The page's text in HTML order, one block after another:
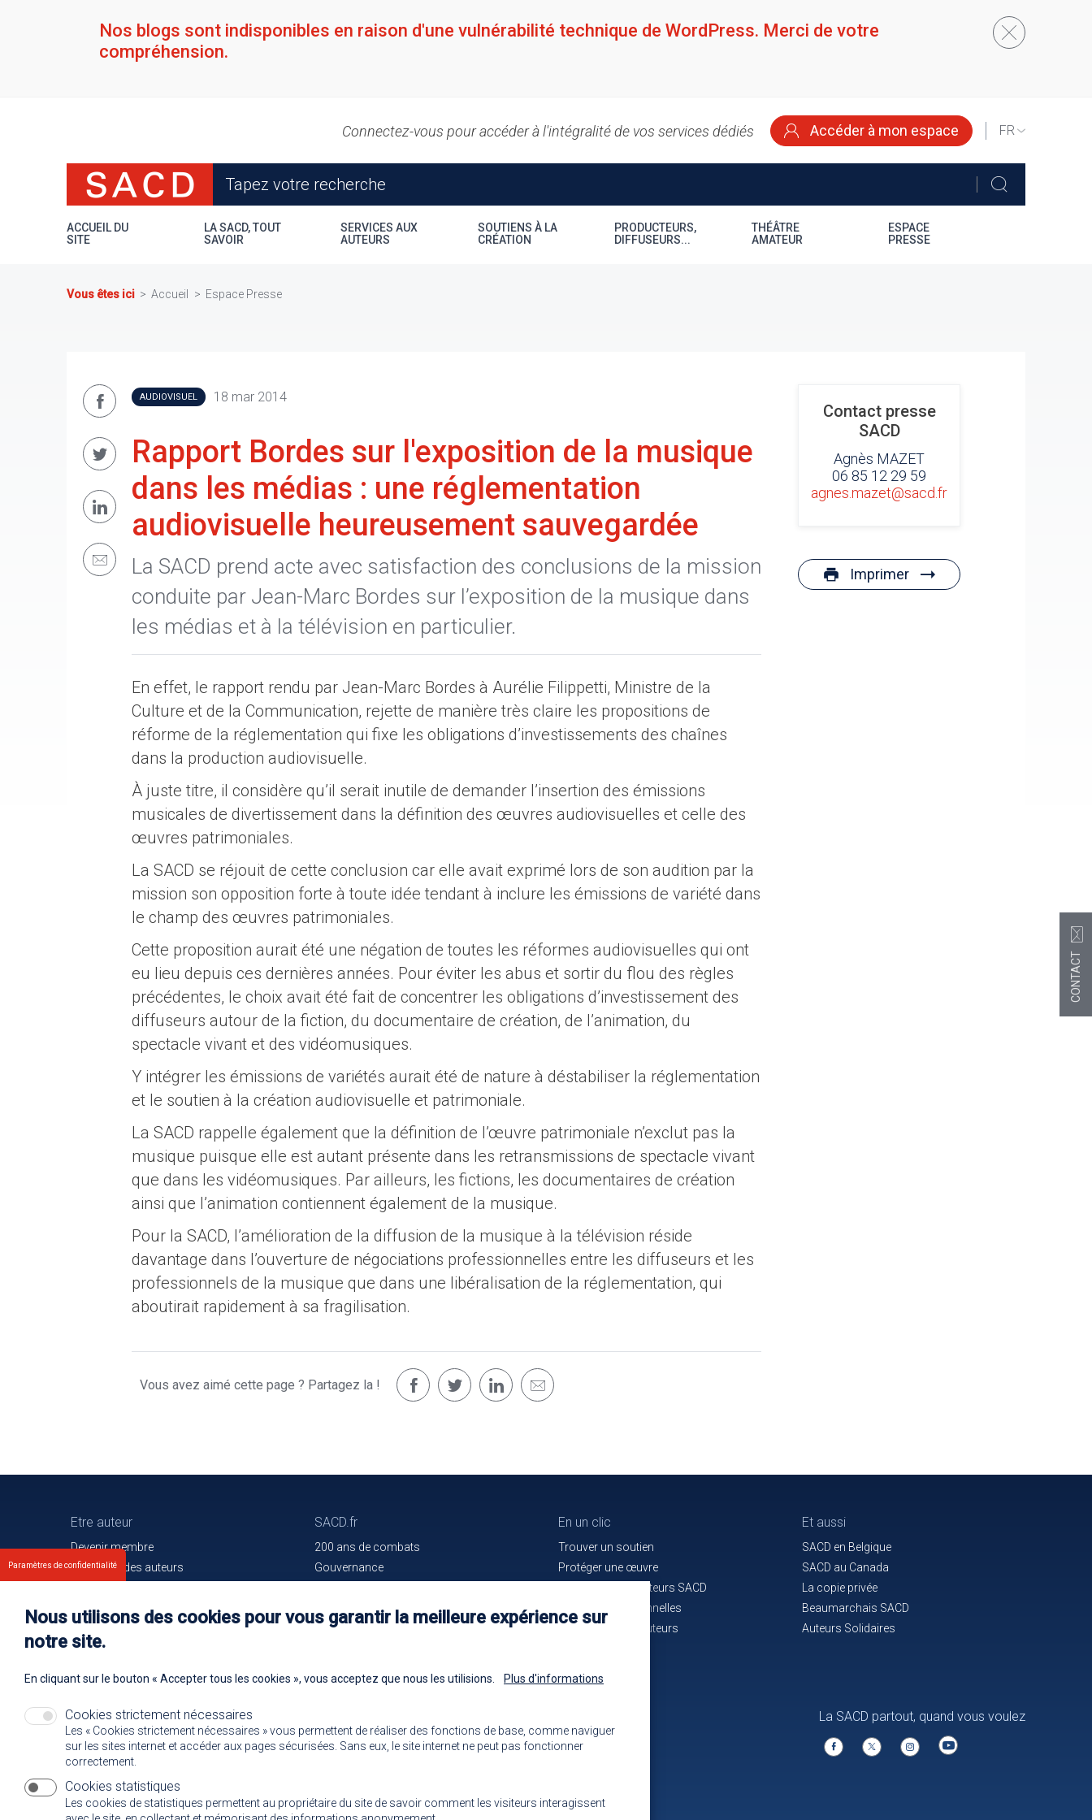
Nos blogs sont indisponibles en raison d'une vulnérabilité technique de WordPress. Merci de votre
compréhension.
Connectez-vous pour accéder à l'intégralité de vos services dédiés Accéder à mon espace
SELECT
LANGUAGE
ACCUEIL DU
SITE
LA SACD, TOUT
SAVOIR
SERVICES AUX
AUTEURS
SOUTIENS À LA
CRÉATION
PRODUCTEURS,
DIFFUSEURS...
THÉÂTRE
AMATEUR
ESPACE
PRESSE
Vous êtes ici Accueil Espace Presse
AUDIOVISUEL 18 mar 2014
Rapport Bordes sur l'exposition de la musique
dans les médias : une réglementation
audiovisuelle heureusement sauvegardée
La SACD prend acte avec satisfaction des conclusions de la mission
conduite par Jean-Marc Bordes sur l’exposition de la musique dans
les médias et à la télévision en particulier.
En effet, le rapport rendu par Jean-Marc Bordes à Aurélie Filippetti, Ministre de la
Culture et de la Communication, rejette de manière très claire les propositions de
réforme de la réglementation qui fixe les obligations d’investissements des chaînes
dans la production audiovisuelle.
À juste titre, il considère qu’il serait inutile de demander l’insertion des émissions
musicales de divertissement dans la définition des œuvres audiovisuelles et celle des
œuvres patrimoniales.
La SACD se réjouit de cette conclusion car elle avait exprimé lors de son audition par la
mission son opposition forte à toute idée tendant à inclure les émissions de variété dans
le champ des œuvres patrimoniales.
Cette proposition aurait été une négation de toutes les réformes audiovisuelles qui ont
eu lieu depuis ces dernières années. Pour éviter les abus et sortir du flou des règles
précédentes, le choix avait été fait de concentrer les obligations d’investissement des
diffuseurs autour de la fiction, du documentaire de création, de l’animation, du
spectacle vivant et des vidéomusiques.
Y intégrer les émissions de variétés aurait été de nature à déstabiliser la réglementation
et le soutien à la création audiovisuelle et patrimoniale.
La SACD rappelle également que la définition de l’œuvre patrimoniale n’exclut pas la
musique puisque elle est autant présente dans les retransmissions de spectacle vivant
que dans les vidéomusiques. Par ailleurs, les fictions, les documentaires de création
ainsi que l’animation contiennent également de la musique.
Pour la SACD, l’amélioration de la diffusion de la musique à la télévision réside
davantage dans l’ouverture de négociations professionnelles entre les diffuseurs et les
professionnels de la musique que dans une libéralisation de la réglementation, qui
aboutirait rapidement à sa fragilisation.
Vous avez aimé cette page ? Partagez la !
Contact presse
SACD
Agnès MAZET
06 85 12 29 59
agnes.mazet@sacd.fr
Imprimer
Etre auteur
Devenir membre
Les droits des auteurs
Nos membres
SACD.fr
200 ans de combats
Gouvernance
Communiqués de presse
Oeuvres en cours d'identification
En un clic
Trouver un soutien
Protéger une œuvre
La maison des auteurs SACD
Alertes professionnelles
La mutuelle des auteurs
Et aussi
SACD en Belgique
SACD au Canada
La copie privée
Beaumarchais SACD
Auteurs Solidaires
La SACD partout, quand vous voulez
CONTACT
Paramètres de confidentialité
Nous utilisons des cookies pour vous garantir la meilleure expérience sur
notre site.
En cliquant sur le bouton « Accepter tous les cookies », vous acceptez que nous les utilisions. Plus d'informations
Cookies strictement nécessaires
Les « Cookies strictement nécessaires » vous permettent de réaliser des fonctions de base, comme naviguer
sur les sites internet et accéder aux pages sécurisées. Sans eux, le site internet ne peut pas fonctionner
correctement.
Cookies statistiques
Les cookies de statistiques permettent au propriétaire du site de savoir comment les visiteurs interagissent